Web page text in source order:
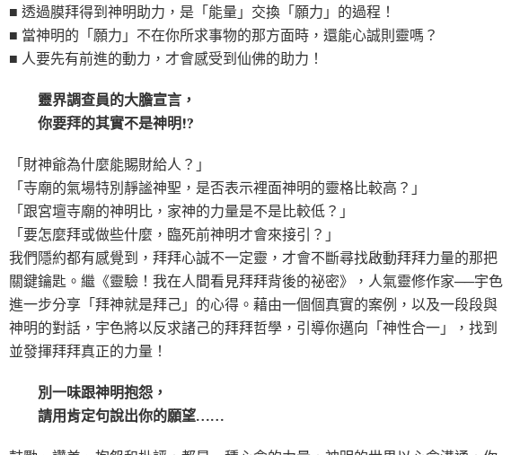
■ 透過膜拜得到神明助力，是「能量」交換「願力」的過程！
■ 當神明的「願力」不在你所求事物的那方面時，還能心誠則靈嗎？
■ 人要先有前進的動力，才會感受到仙佛的助力！
靈界調查員的大膽宣言，
你要拜的其實不是神明!?
「財神爺為什麼能賜財給人？」
「寺廟的氣場特別靜謐神聖，是否表示裡面神明的靈格比較高？」
「跟宮壇寺廟的神明比，家神的力量是不是比較低？」
「要怎麼拜或做些什麼，臨死前神明才會來接引？」
我們隱約都有感覺到，拜拜心誠不一定靈，才會不斷尋找啟動拜拜力量的那把
關鍵鑰匙。繼《靈驗！我在人間看見拜拜背後的祕密》，人氣靈修作家──宇色
進一步分享「拜神就是拜己」的心得。藉由一個個真實的案例，以及一段段與
神明的對話，宇色將以反求諸己的拜拜哲學，引導你邁向「神性合一」，找到
並發揮拜拜真正的力量！
別一味跟神明抱怨，
請用肯定句說出你的願望……